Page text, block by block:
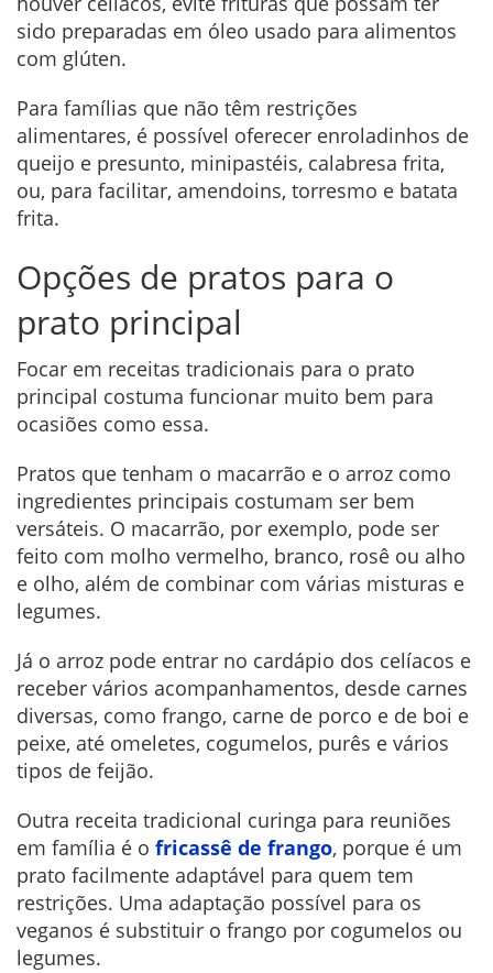
sido preparadas em óleo usado para alimentos
com glúten.
Para famílias que não têm restrições
alimentares, é possível oferecer enroladinhos de
queijo e presunto, minipastéis, calabresa frita,
ou, para facilitar, amendoins, torresmo e batata
frita.
Opções de pratos para o
prato principal
Focar em receitas tradicionais para o prato
principal costuma funcionar muito bem para
ocasiões como essa.
Pratos que tenham o macarrão e o arroz como
ingredientes principais costumam ser bem
versáteis. O macarrão, por exemplo, pode ser
feito com molho vermelho, branco, rosê ou alho
e olho, além de combinar com várias misturas e
legumes.
Já o arroz pode entrar no cardápio dos celíacos e
receber vários acompanhamentos, desde carnes
diversas, como frango, carne de porco e de boi e
peixe, até omeletes, cogumelos, purês e vários
tipos de feijão.
Outra receita tradicional curinga para reuniões
em família é o fricassê de frango, porque é um
prato facilmente adaptável para quem tem
restrições. Uma adaptação possível para os
veganos é substituir o frango por cogumelos ou
legumes.